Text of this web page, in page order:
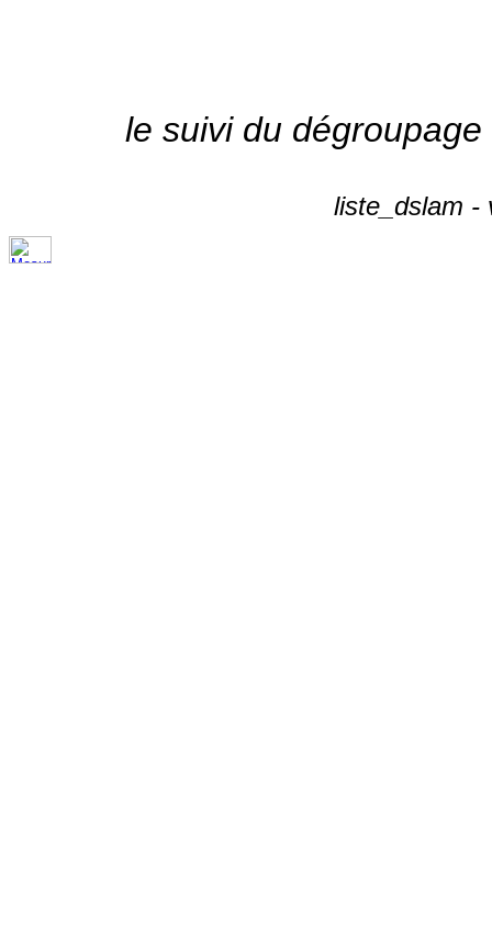
le suivi du
liste_dslam -